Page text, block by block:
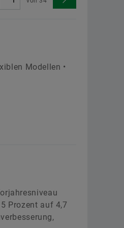
Webseite
Modellen •
Prozent auf 4,7